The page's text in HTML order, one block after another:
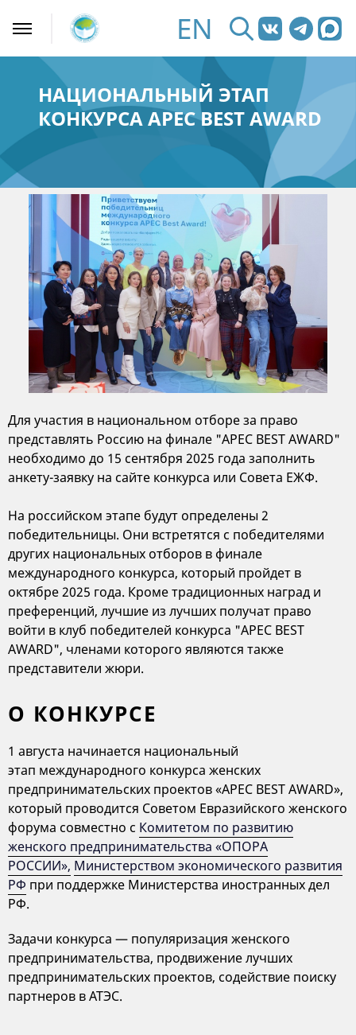
EN
НАЦИОНАЛЬНЫЙ ЭТАП
КОНКУРСА APEC BEST AWARD
Для участия в национальном отборе за право
представлять Россию на финале "APEC BEST AWARD"
необходимо до 15 сентября 2025 года заполнить
анкету-заявку на сайте конкурса или Совета ЕЖФ.
На российском этапе будут определены 2
победительницы. Они встретятся с победителями
других национальных отборов в финале
международного конкурса, который пройдет в
октябре 2025 года. Кроме традиционных наград и
преференций, лучшие из лучших получат право
войти в клуб победителей конкурса "APEC BEST
AWARD", членами которого являются также
представители жюри.
О КОНКУРСЕ
1 августа начинается национальный
этап международного конкурса женских
предпринимательских проектов «APEC BEST AWARD»,
который проводится Советом Евразийского женского
форума совместно с Комитетом по развитию
женского предпринимательства «ОПОРА
РОССИИ», Министерством экономического развития
РФ при поддержке Министерства иностранных дел
РФ.
Задачи конкурса — популяризация женского
предпринимательства, продвижение лучших
предпринимательских проектов, содействие поиску
партнеров в АТЭС.